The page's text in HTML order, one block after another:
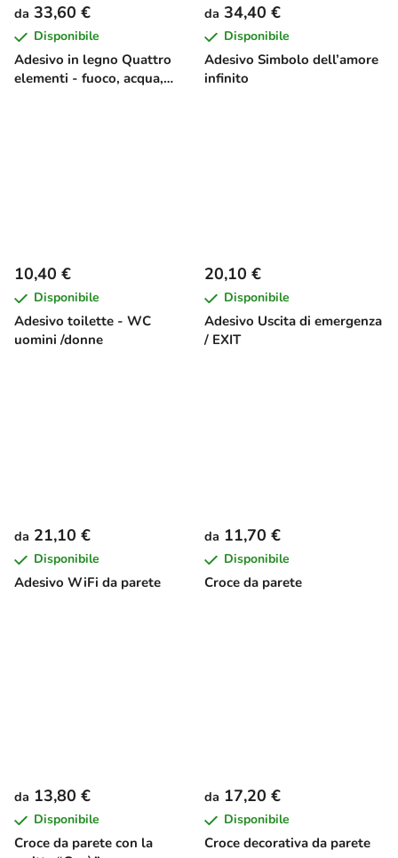
Adesivo in legno Quattro
elementi - fuoco, acqua,
da 33,60 €
Disponibile
Adesivo Simbolo dell’amore
infinito
da 34,40 €
Disponibile
Adesivo toilette - WC
uomini /donne
10,40 €
Disponibile
Adesivo Uscita di emergenza
/ EXIT
20,10 €
Disponibile
Adesivo WiFi da parete
da 21,10 €
Disponibile
Croce da parete
da 11,70 €
Disponibile
Croce da parete con la
da 13,80 €
Disponibile
Croce decorativa da parete
da 17,20 €
Disponibile